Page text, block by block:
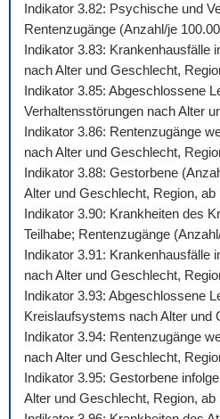
Indikator 3.82: Psychische und
Rentenzugänge (Anzahl/je
Indikator 3.83: Krankenhausfälle
nach Alter und Geschlecht,
Indikator 3.85: Abgeschlossene
Verhaltensstörungen nach Alter
Indikator 3.86: Rentenzugänge
nach Alter und Geschlecht,
Indikator 3.88: Gestorbene
Alter und Geschlecht, Region, ab
Indikator 3.90: Krankheiten des
Teilhabe; Rentenzugänge
Indikator 3.91: Krankenhausfälle
nach Alter und Geschlecht,
Indikator 3.93: Abgeschlossene
Kreislaufsystems nach Alter und
Indikator 3.94: Rentenzugänge
nach Alter und Geschlecht,
Indikator 3.95: Gestorbene
Alter und Geschlecht, Region, ab